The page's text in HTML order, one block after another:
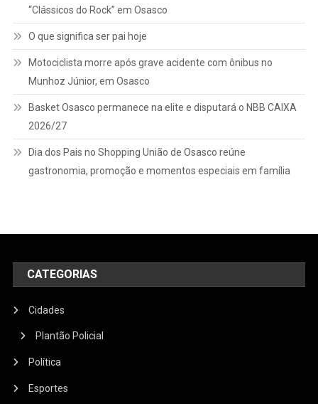
“Clássicos do Rock” em Osasco
O que significa ser pai hoje
Motociclista morre após grave acidente com ônibus no
Munhoz Júnior, em Osasco
Basket Osasco permanece na elite e disputará o NBB CAIXA
2026/27
Dia dos Pais no Shopping União de Osasco reúne
gastronomia, promoção e momentos especiais em família
CATEGORIAS
Cidades
Plantão Policial
Política
Esportes